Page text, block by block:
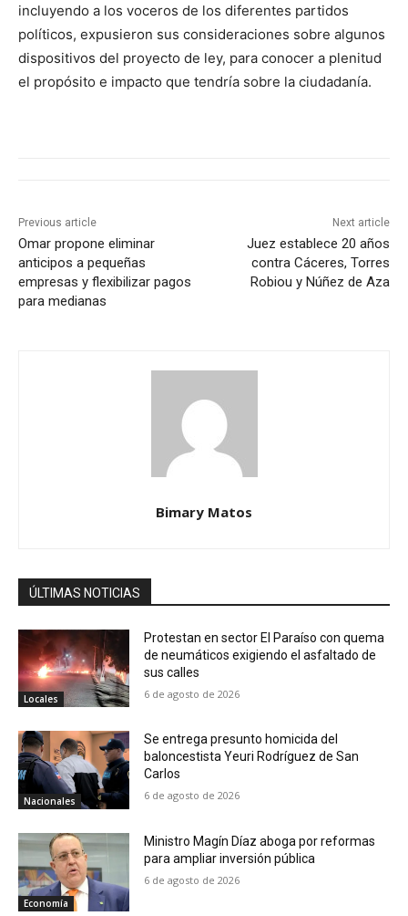
incluyendo a los voceros de los diferentes partidos
políticos, expusieron sus consideraciones sobre algunos
dispositivos del proyecto de ley, para conocer a plenitud
el propósito e impacto que tendría sobre la ciudadanía.
Previous article
Omar propone eliminar
anticipos a pequeñas
empresas y flexibilizar pagos
para medianas
Next article
Juez establece 20 años
contra Cáceres, Torres
Robiou y Núñez de Aza
Bimary Matos
ÚLTIMAS NOTICIAS
Locales
Protestan en sector El Paraíso con quema
de neumáticos exigiendo el asfaltado de
sus calles
6 de agosto de 2026
Nacionales
Se entrega presunto homicida del
baloncestista Yeuri Rodríguez de San
Carlos
6 de agosto de 2026
Economía
Ministro Magín Díaz aboga por reformas
para ampliar inversión pública
6 de agosto de 2026